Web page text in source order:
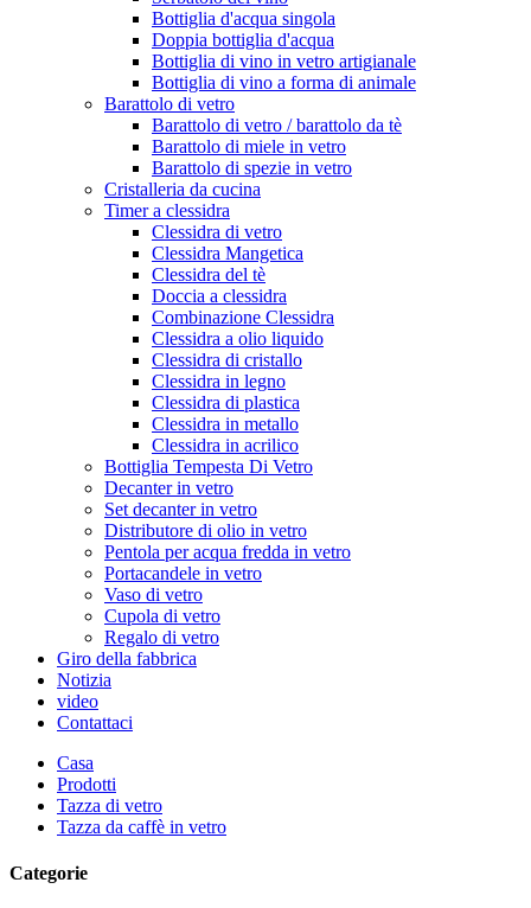
Bottiglia d'acqua singola
Doppia bottiglia d'acqua
Bottiglia di vino in vetro artigianale
Bottiglia di vino a forma di animale
Barattolo di vetro
Barattolo di vetro / barattolo da tè
Barattolo di miele in vetro
Barattolo di spezie in vetro
Cristalleria da cucina
Timer a clessidra
Clessidra di vetro
Clessidra Mangetica
Clessidra del tè
Doccia a clessidra
Combinazione Clessidra
Clessidra a olio liquido
Clessidra di cristallo
Clessidra in legno
Clessidra di plastica
Clessidra in metallo
Clessidra in acrilico
Bottiglia Tempesta Di Vetro
Decanter in vetro
Set decanter in vetro
Distributore di olio in vetro
Pentola per acqua fredda in vetro
Portacandele in vetro
Vaso di vetro
Cupola di vetro
Regalo di vetro
Giro della fabbrica
Notizia
video
Contattaci
Casa
Prodotti
Tazza di vetro
Tazza da caffè in vetro
Categorie